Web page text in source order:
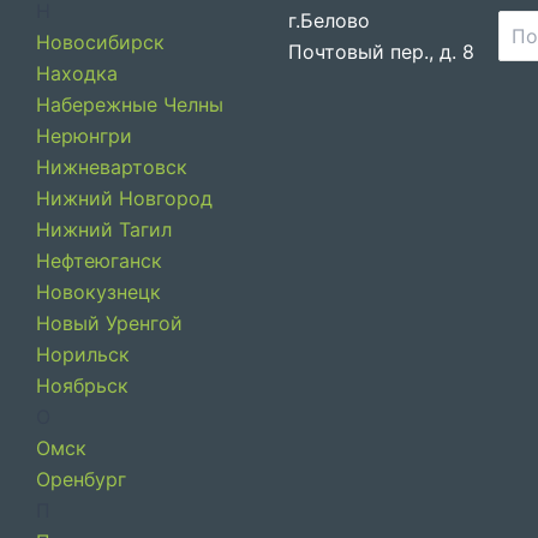
Новосибирск
Находка
Набережные Челны
Нерюнгри
Нижневартовск
Нижний Новгород
Нижний Тагил
Нефтеюганск
Новокузнецк
Новый Уренгой
Норильск
Ноябрьск
Омск
Оренбург
г.Белово
Почтовый пер., д. 8